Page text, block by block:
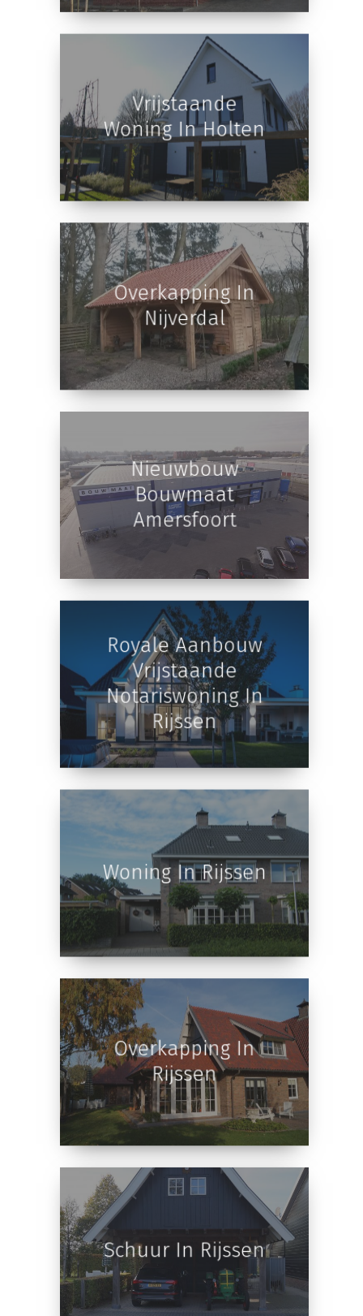
Woning In Holten
Vrijstaande
Woning In Holten
Overkapping In
Nieuwbouw
Bouwmaat
Amersfoort
Royale Aanbouw
Vrijstaande
Notariswoning In
Rijssen
Woning In Rijssen
Overkapping In
Rijssen